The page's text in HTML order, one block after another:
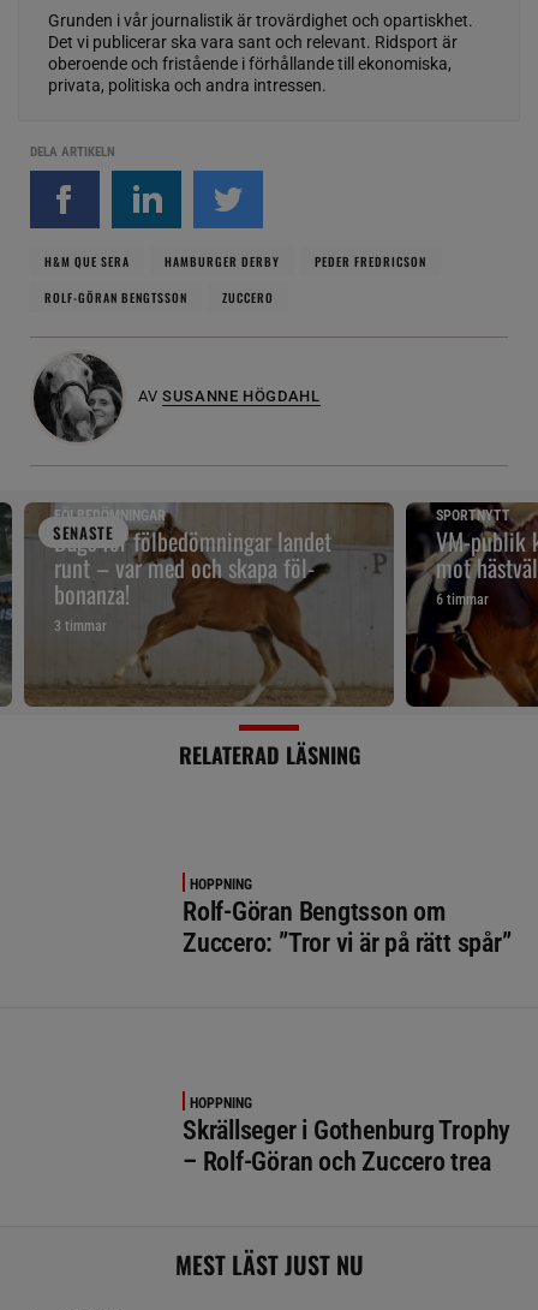
Grunden i vår journalistik är trovärdighet och opartiskhet.
Det vi publicerar ska vara sant och relevant. Ridsport är
oberoende och fristående i förhållande till ekonomiska,
privata, politiska och andra intressen.
DELA ARTIKELN
H&M QUE SERA HAMBURGER DERBY
PEDER FREDRICSON
ROLF-GÖRAN BENGTSSON
ZUCCERO
AV SUSANNE HÖGDAHL
SENASTE
FÖLBEDÖMNINGAR
Dags för fölbedömningar landet
runt – var med och skapa föl-
bonanza!
3 timmar
SPORTNYTT
VM-publik
mot
6 timmar
RELATERAD LÄSNING
HOPPNING
Rolf-Göran Bengtsson om
Zuccero: ”Tror vi är på rätt spår”
HOPPNING
Skrällseger i Gothenburg Trophy
– Rolf-Göran och Zuccero trea
MEST LÄST JUST NU